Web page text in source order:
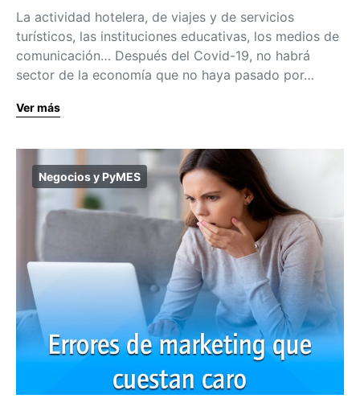
La actividad hotelera, de viajes y de servicios
turísticos, las instituciones educativas, los medios de
comunicación… Después del Covid-19, no habrá
sector de la economía que no haya pasado por…
Ver más
Negocios y PyMES